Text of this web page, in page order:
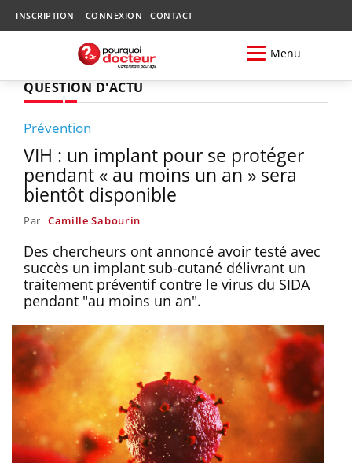
INSCRIPTION CONNEXION CONTACT
Menu
QUESTION D'ACTU
Prévention
VIH : un implant pour se protéger
pendant « au moins un an » sera
bientôt disponible
Par Camille Sabourin
Des chercheurs ont annoncé avoir testé avec
succès un implant sub-cutané délivrant un
traitement préventif contre le virus du SIDA
pendant "au moins un an".